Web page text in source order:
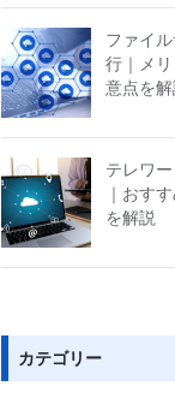
ファイ
行｜メ
意点を解
テレワ
｜おす
を解説
カテゴリー